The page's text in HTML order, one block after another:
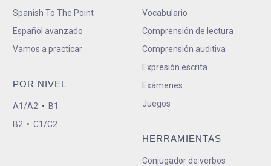
Spanish To The Point
Español avanzado
Vamos a practicar
POR NIVEL
A1/A2 • B1
B2 • C1/C2
Vocabulario
Comprensión de lectura
Comprensión auditiva
Expresión escrita
Exámenes
Juegos
HERRAMIENTAS
Conjugador de verbos